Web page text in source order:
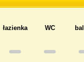
łazienka WC